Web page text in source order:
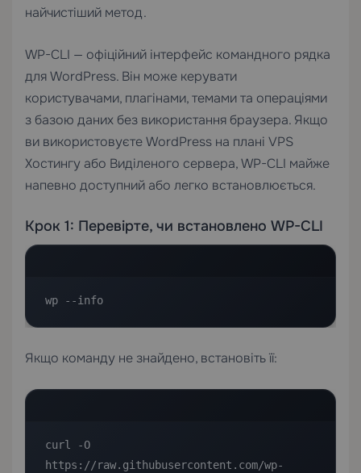
найчистіший метод.
WP-CLI — офіційний інтерфейс командного рядка
для WordPress. Він може керувати
користувачами, плагінами, темами та операціями
з базою даних без використання браузера. Якщо
ви використовуєте WordPress на плані VPS
Хостингу або Виділеного сервера, WP-CLI майже
напевно доступний або легко встановлюється.
Крок 1: Перевірте, чи встановлено WP-CLI
wp --info
Якщо команду не знайдено, встановіть її:
curl -O
https://raw.githubusercontent.com/wp-